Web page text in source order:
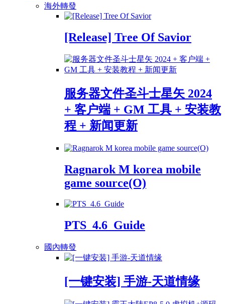
海外轉發
[Release] Tree Of Savior
服务器文件圣斗士星矢 2024
+ 客户端 + GM 工具 + 安装教
程 + 新闻更新
Ragnarok M korea mobile
game source(O)
PTS_4.6_Guide
國內轉發
[一键安装] 手游-天道情缘